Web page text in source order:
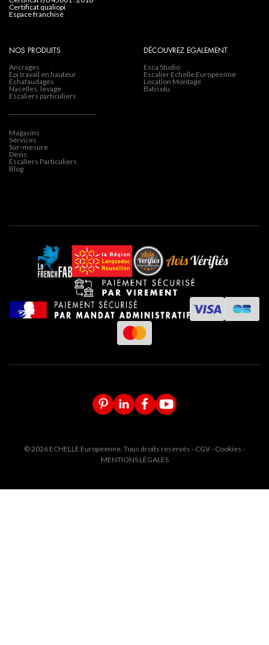
certificat qualiopi
espace franchisé
NOS PRODUITS
Ancrages
Epi travail en hauteur
Echafaudages
Nacelles, levage
Escaliers particuliers
Magasins
Services
Sur-mesure
Devis
Escaliers Particuliers
Blog
DÉCOUVREZ EGALEMENT
Esca Studio
Escalier Echelle Européenne
Location Montage
Batisolu
© 2026 ECHELLE Europeenne. Tous droits reservés - CGV- Cookies -
MENTIONS LÉGALES